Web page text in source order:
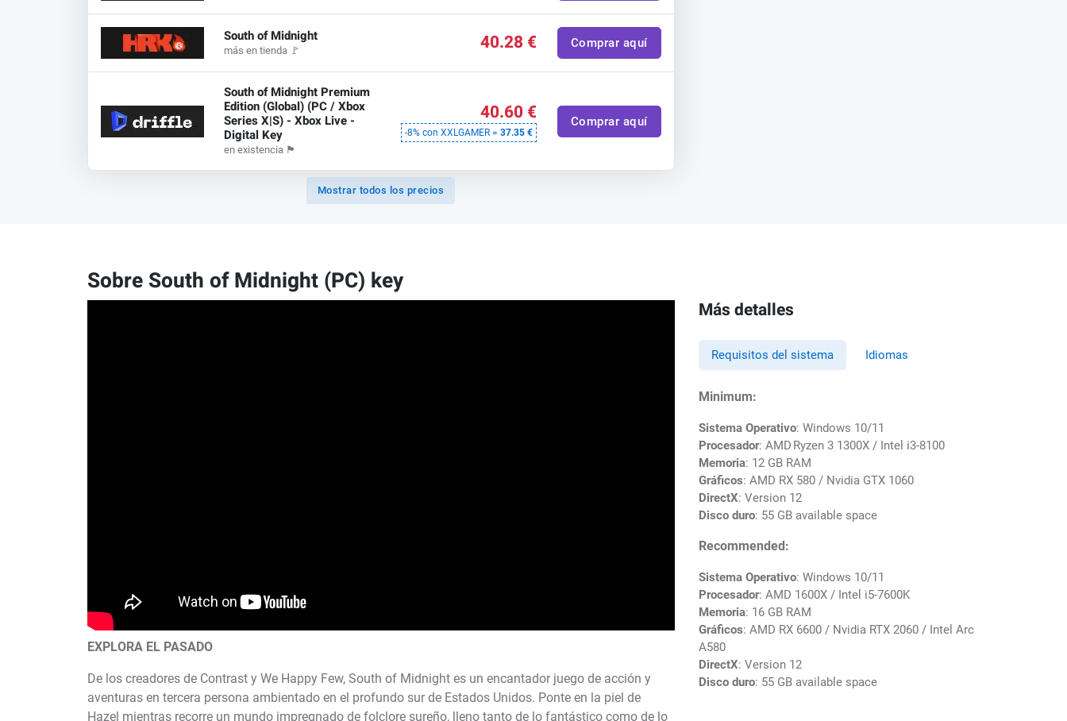
South of Midnight
más en tienda 🚩 40.28 € Comprar aquí
South of Midnight Premium
Edition (Global) (PC / Xbox
Series X|S) - Xbox Live -
Digital Key
en existencia 🏴
40.60 €
-8% con XXLGAMER = 37.35 €
Comprar aquí
Mostrar todos los precios
Sobre South of Midnight (PC) key
EXPLORA EL PASADO
De los creadores de Contrast y We Happy Few, South of Midnight es un encantador juego de acción y
aventuras en tercera persona ambientado en el profundo sur de Estados Unidos. Ponte en la piel de
Hazel mientras recorre un mundo impregnado de folclore sureño, lleno tanto de lo fantástico como de lo
Más detalles
Requisitos del sistema Idiomas
Minimum:
Sistema Operativo: Windows 10/11
Procesador: AMD Ryzen 3 1300X / Intel i3-8100
Memoria: 12 GB RAM
Gráficos: AMD RX 580 / Nvidia GTX 1060
DirectX: Version 12
Disco duro: 55 GB available space
Recommended:
Sistema Operativo: Windows 10/11
Procesador: AMD 1600X / Intel i5-7600K
Memoria: 16 GB RAM
Gráficos: AMD RX 6600 / Nvidia RTX 2060 / Intel Arc
A580
DirectX: Version 12
Disco duro: 55 GB available space